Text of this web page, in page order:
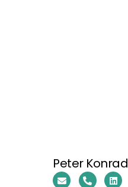
Peter Konrad